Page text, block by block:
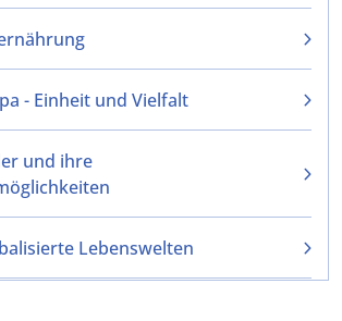
- Einheit und Vielfalt
und ihre
Lebenswelten